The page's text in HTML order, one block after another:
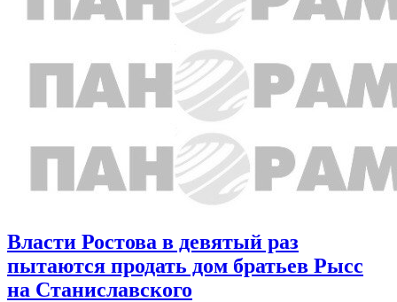
Власти Ростова в девятый раз
пытаются продать дом братьев Рысс
на Станиславского